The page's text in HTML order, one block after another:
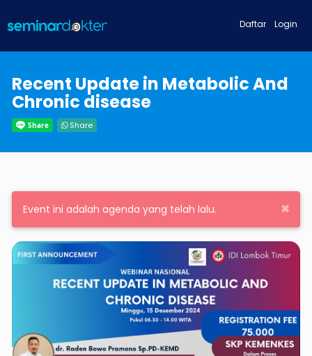
Login
Daftar
Recent Update in Metabolic And
Chronic disease
Share
×
Event ini adalah agenda yang telah lalu.